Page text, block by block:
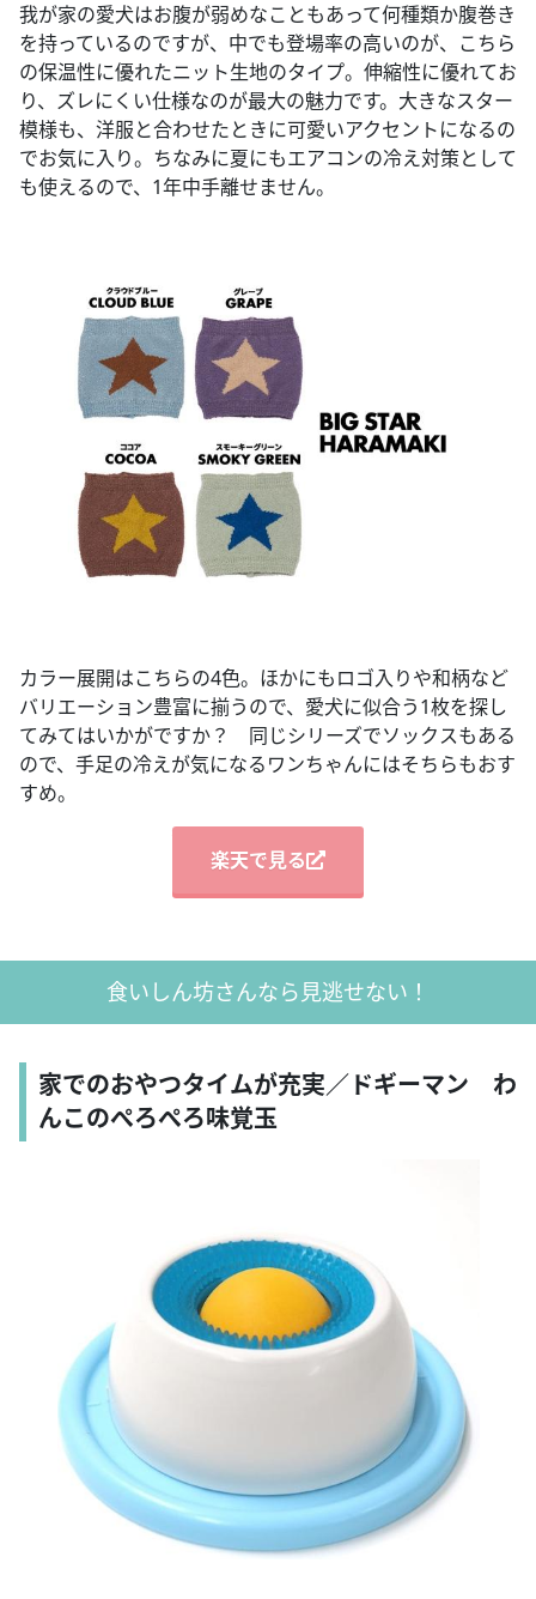
我が家の愛犬はお腹が弱めなこともあって何種類か腹巻き
を持っているのですが、中でも登場率の高いのが、こちら
の保温性に優れたニット生地のタイプ。伸縮性に優れてお
り、ズレにくい仕様なのが最大の魅力です。大きなスター
模様も、洋服と合わせたときに可愛いアクセントになるの
でお気に入り。ちなみに夏にもエアコンの冷え対策として
も使えるので、1年中手離せません。
カラー展開はこちらの4色。ほかにもロゴ入りや和柄など
バリエーション豊富に揃うので、愛犬に似合う1枚を探し
てみてはいかがですか？ 同じシリーズでソックスもある
ので、手足の冷えが気になるワンちゃんにはそちらもおす
すめ。
楽天で見る
食いしん坊さんなら見逃せない！
家でのおやつタイムが充実／ドギーマン わ
んこのぺろぺろ味覚玉